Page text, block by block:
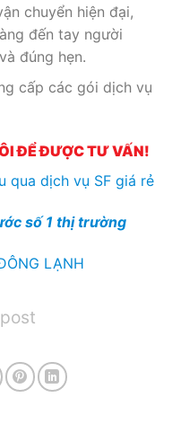
chuyển hiện đại,
đến tay người
đúng hẹn.
cấp các gói dịch vụ
ĐỂ ĐƯỢC TƯ VẤN!
qua dịch vụ SF giá rẻ
số 1 thị trường
LẠNH